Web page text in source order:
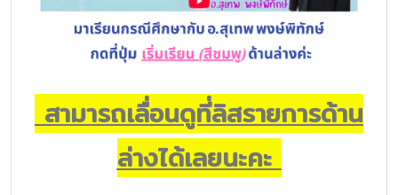
สามารถเลื่อนดูที่ลิสรายการด้าน
ล่างได้เลยนะคะ